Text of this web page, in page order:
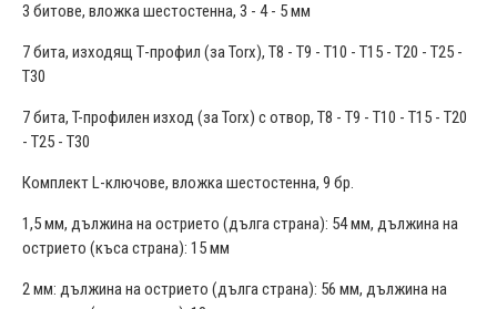
3 битове, вложка шестостенна, 3 - 4 - 5 мм
7 бита, изходящ Т-профил (за Torx), T8 - T9 - T10 - T15 - T20 - T25 -
T30
7 бита, T-профилен изход (за Torx) с отвор, T8 - T9 - T10 - T15 - T20
- T25 - T30
Комплект L-ключове, вложка шестостенна, 9 бр.
1,5 мм, дължина на острието (дълга страна): 54 мм, дължина на
острието (къса страна): 15 мм
2 мм: дължина на острието (дълга страна): 56 мм, дължина на